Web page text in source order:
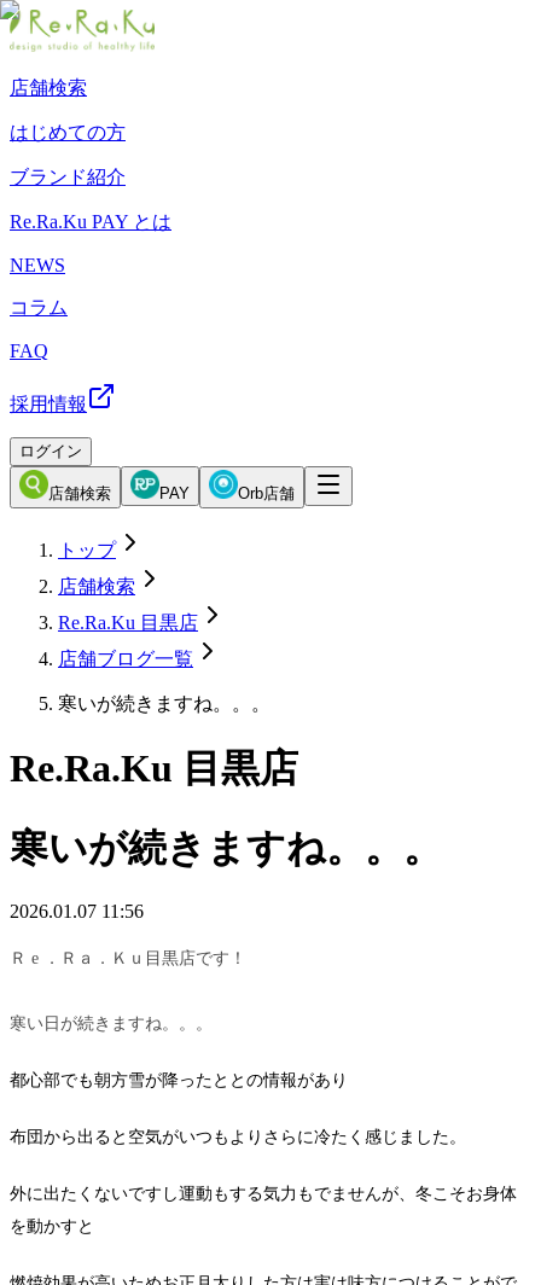
店舗検索
はじめての方
ブランド紹介
Re.Ra.Ku PAY とは
NEWS
コラム
FAQ
採用情報
ログイン
店舗検索 PAY Orb店舗
トップ
店舗検索
Re.Ra.Ku 目黒店
店舗ブログ一覧
寒いが続きますね。。。
Re.Ra.Ku 目黒店
寒いが続きますね。。。
2026.01.07 11:56
Ｒ e ．Ｒａ．Ｋｕ目黒店です！
寒い日が続きますね。。。
都心部でも朝方雪が降ったととの情報があり
布団から出ると空気がいつもよりさらに冷たく感じました。
外に出たくないですし運動もする気力もでませんが、冬こそお身体
を動かすと